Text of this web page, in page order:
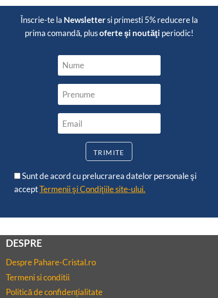
Înscrie-te la Newslettersi primesti5% reducerela
prima comandă, plusoferte şi noutăţi periodic!
Sunt de acord cu prelucrarea datelor personale şi
acceptTermenii şi Condiţiile site-ului.
DESPRE
Despre Pahare-Cristal.ro
Termeni si conditii
Politică de confidențialitate